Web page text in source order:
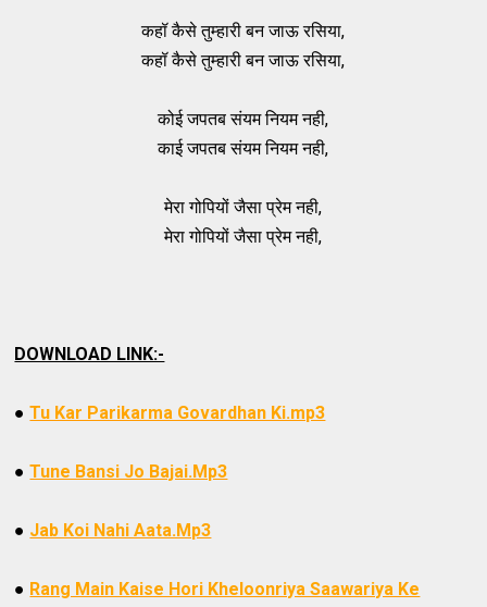
कहॉ कैसे तुम्हारी बन जाऊ रसिया,
कहॉ कैसे तुम्हारी बन जाऊ रसिया,
कोई जपतब संयम नियम नही,
काई जपतब संयम नियम नही,
मेरा गोपियों जैसा प्रेम नही,
मेरा गोपियों जैसा प्रेम नही,
DOWNLOAD LINK:-
●Tu Kar Parikarma Govardhan Ki.mp3
●Tune Bansi Jo Bajai.Mp3
● Jab Koi Nahi Aata.Mp3
● Rang Main Kaise Hori Kheloonriya Saawariya Ke